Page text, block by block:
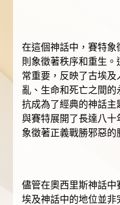
在這個神話中，賽特
則象徵著秩序和重生
常重要，反映了古埃
亂、生命和死亡之間
抗成為了經典的神話主
與賽特展開了長達八十
象徵著正義戰勝邪惡的
儘管在奧西里斯神話
埃及神話中的地位並